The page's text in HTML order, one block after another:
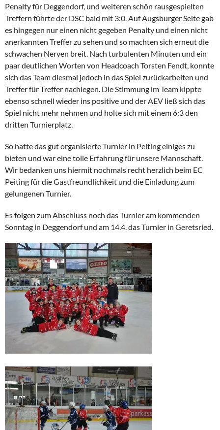
Penalty für Deggendorf, und weiteren schön rausgespielten
Treffern führte der DSC bald mit 3:0. Auf Augsburger Seite gab
es hingegen nur einen nicht gegeben Penalty und einen nicht
anerkannten Treffer zu sehen und so machten sich erneut die
schwachen Nerven breit. Nach turbulenten Minuten und ein
paar deutlichen Worten von Headcoach Torsten Fendt, konnte
sich das Team diesmal jedoch in das Spiel zurückarbeiten und
Treffer für Treffer nachlegen. Die Stimmung im Team kippte
ebenso schnell wieder ins positive und der AEV ließ sich das
Spiel nicht mehr nehmen und holte sich mit einem 6:3 den
dritten Turnierplatz.
So hatte das gut organisierte Turnier in Peiting einiges zu
bieten und war eine tolle Erfahrung für unsere Mannschaft.
Wir bedanken uns hiermit nochmals recht herzlich beim EC
Peiting für die Gastfreundlichkeit und die Einladung zum
gelungenen Turnier.
Es folgen zum Abschluss noch das Turnier am kommenden
Sonntag in Deggendorf und am 14.4. das Turnier in Geretsried.